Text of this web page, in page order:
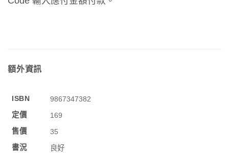
額外資訊
ISBN
9867347382
定價
169
售價
35
書況
良好